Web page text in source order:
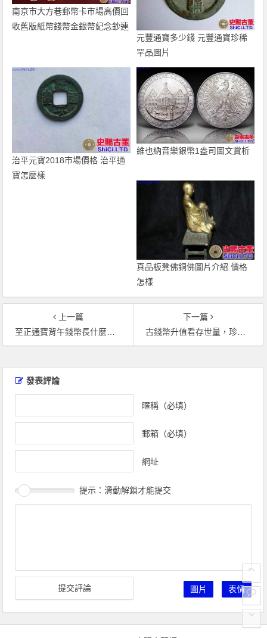
南京市大方巷郵幣卡市場高價回
收舊版紙幣錢幣金銀幣紀念鈔連
元豐通寶多少錢 元豐通寶珍稀
罕品圖片
治平元寶2018市場價格 治平通
寶怎麼樣
維也納音樂銀幣1盎司圖文賞析
真品板凳佛銅佛圖片介紹 價格
怎樣
上一篇
至正通寶背午錢幣長什麼樣 收藏價值值多少
下一篇
古錢幣升值看存世量，珍稀藏品成熱門
發表評論
暱稱（必填）
郵箱（必填）
網址
提示：滑動解鎖才能提交
圖片 表情